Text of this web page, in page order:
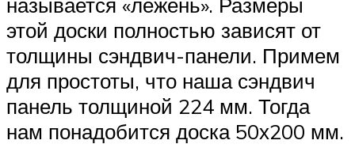
этой доски полностью зависят от
толщины сэндвич-панели. Примем
для простоты, что наша сэндвич
панель толщиной 224 мм. Тогда
нам понадобится доска 50х200 мм.